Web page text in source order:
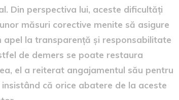
Din perspectiva lui, aceste dificultăți
măsuri corective menite să asigure
la transparență și responsabilitate
de demers se poate restaura
el a reiterat angajamentul său pentru
că orice abatere de la aceste